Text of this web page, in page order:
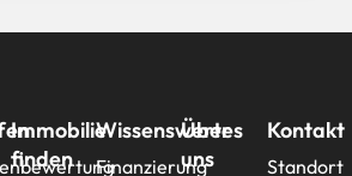
Immobilie
finden
Wissenswertes
Finanzierung
Über
uns
Kontakt
Standort